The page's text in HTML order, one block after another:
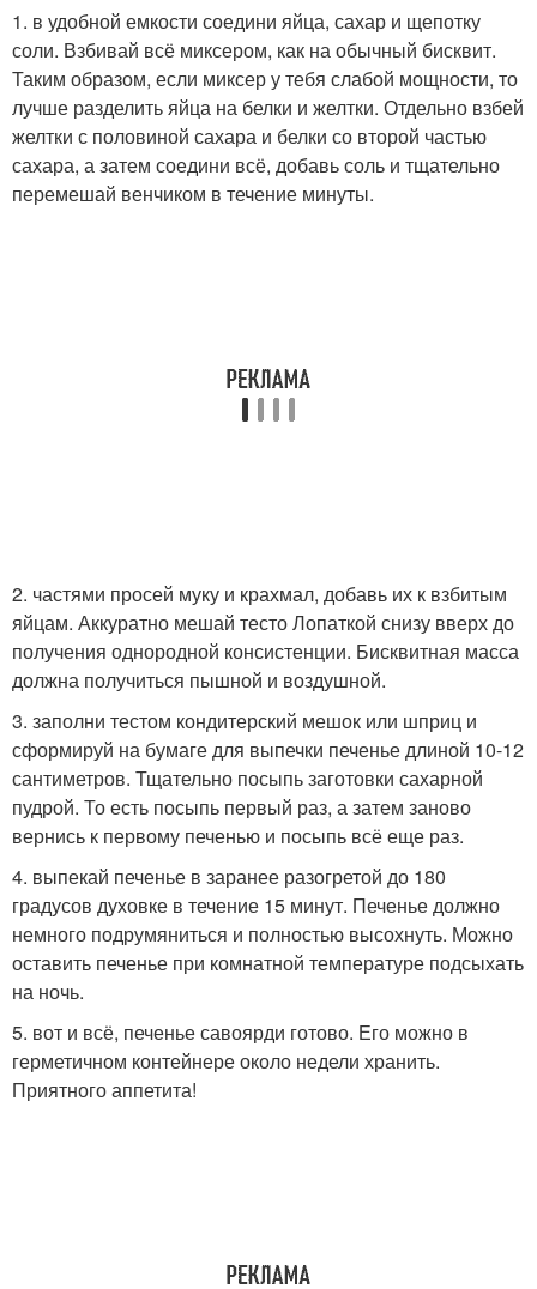
1. в удобной емкости соедини яйца, сахар и щепотку
соли. Взбивай всё миксером, как на обычный бисквит.
Таким образом, если миксер у тебя слабой мощности, то
лучше разделить яйца на белки и желтки. Отдельно взбей
желтки с половиной сахара и белки со второй частью
сахара, а затем соедини всё, добавь соль и тщательно
перемешай венчиком в течение минуты.
2. частями просей муку и крахмал, добавь их к взбитым
яйцам. Аккуратно мешай тесто Лопаткой снизу вверх до
получения однородной консистенции. Бисквитная масса
должна получиться пышной и воздушной.
3. заполни тестом кондитерский мешок или шприц и
сформируй на бумаге для выпечки печенье длиной 10-12
сантиметров. Тщательно посыпь заготовки сахарной
пудрой. То есть посыпь первый раз, а затем заново
вернись к первому печенью и посыпь всё еще раз.
4. выпекай печенье в заранее разогретой до 180
градусов духовке в течение 15 минут. Печенье должно
немного подрумяниться и полностью высохнуть. Можно
оставить печенье при комнатной температуре подсыхать
на ночь.
5. вот и всё, печенье савоярди готово. Его можно в
герметичном контейнере около недели хранить.
Приятного аппетита!